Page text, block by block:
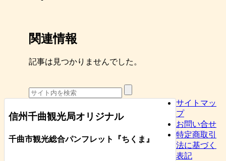
関連情報
記事は見つかりませんでした。
信州千曲観光局オリジナル
千曲市観光総合パンフレット 『ちくま 』
サイトマッ
プ
お問い合せ
特定商取引
法に基づく
表記